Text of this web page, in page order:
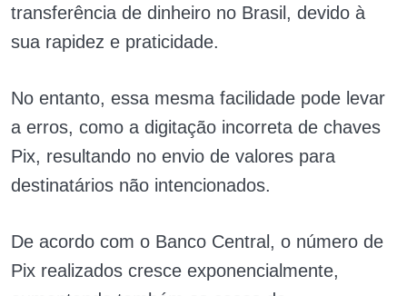
transferência de dinheiro no Brasil, devido à
sua rapidez e praticidade.
No entanto, essa mesma facilidade pode levar
a erros, como a digitação incorreta de chaves
Pix, resultando no envio de valores para
destinatários não intencionados.
De acordo com o Banco Central, o número de
Pix realizados cresce exponencialmente,